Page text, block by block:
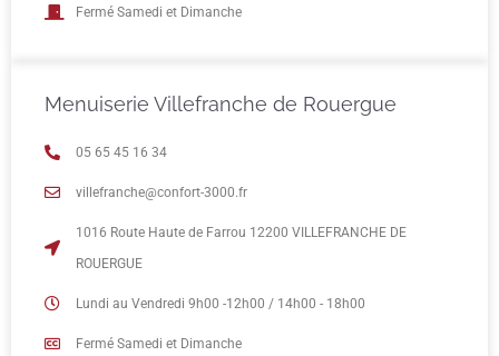
Fermé Samedi et Dimanche
Menuiserie Villefranche de Rouergue
05 65 45 16 34
villefranche@confort-3000.fr
1016 Route Haute de Farrou 12200 VILLEFRANCHE DE
ROUERGUE
Lundi au Vendredi 9h00 -12h00 / 14h00 - 18h00
Fermé Samedi et Dimanche